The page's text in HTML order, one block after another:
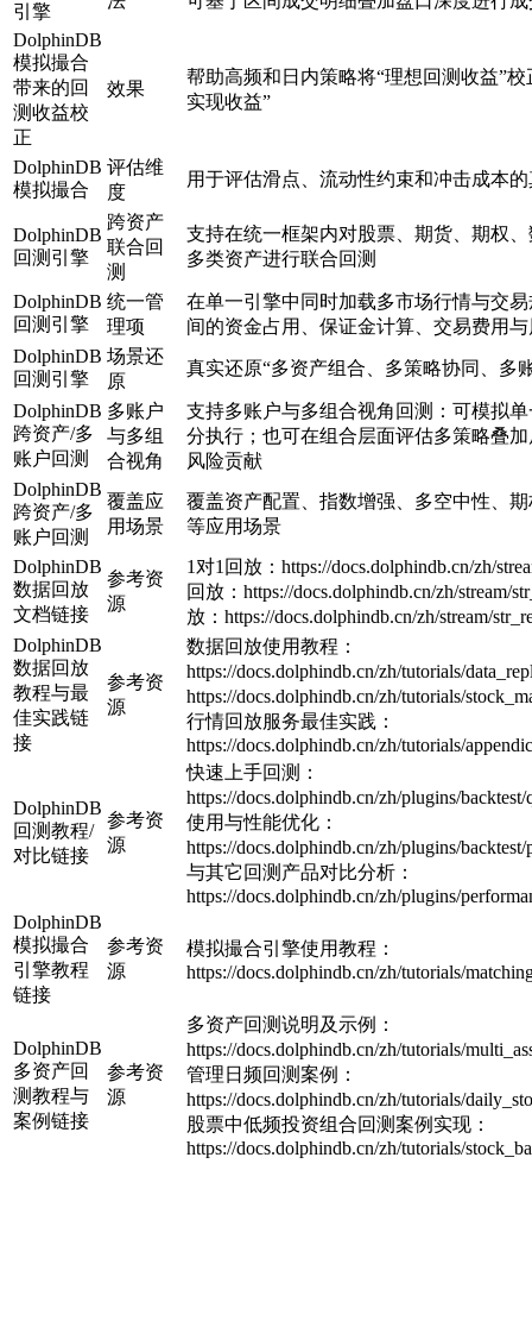
引擎
DolphinDB
模拟撮合
带来的回
测收益校
正
效果
帮助高频和日内策略将“理想回测收益”
实现收益”
DolphinDB
模拟撮合
评估维
度
用于评估滑点、流动性约束和冲击成本
DolphinDB
回测引擎
跨资产
联合回
测
支持在统一框架内对股票、期货、期权
多类资产进行联合回测
DolphinDB
回测引擎
统一管
理项
在单一引擎中同时加载多市场行情与交
间的资金占用、保证金计算、交易费用
DolphinDB
回测引擎
场景还
原
真实还原“多资产组合、多策略协同、多
DolphinDB
跨资产/多
账户回测
多账户
与多组
合视角
支持多账户与多组合视角回测：可模拟
分执行；也可在组合层面评估多策略叠
风险贡献
DolphinDB
跨资产/多
账户回测
覆盖应
用场景
覆盖资产配置、指数增强、多空中性、
等应用场景
DolphinDB
数据回放
文档链接
参考资
源
1对1回放：https://docs.dolphindb.cn/zh/
回放：https://docs.dolphindb.cn/zh/stream/
放：https://docs.dolphindb.cn/zh/stream/
DolphinDB
数据回放
教程与最
佳实践链
接
参考资
源
数据回放使用教程：
https://docs.dolphindb.cn/zh/tutorials/
https://docs.dolphindb.cn/zh/tutorials/
行情回放服务最佳实践：
https://docs.dolphindb.cn/zh/tutorials/
DolphinDB
回测教程/
对比链接
参考资
源
快速上手回测：
https://docs.dolphindb.cn/zh/plugins/
使用与性能优化：
https://docs.dolphindb.cn/zh/plugins/
与其它回测产品对比分析：
https://docs.dolphindb.cn/zh/plugins/
DolphinDB
模拟撮合
引擎教程
链接
参考资
源
模拟撮合引擎使用教程：
https://docs.dolphindb.cn/zh/tutorials/
DolphinDB
多资产回
测教程与
案例链接
参考资
源
多资产回测说明及示例：
https://docs.dolphindb.cn/zh/tutorials/
管理日频回测案例：
https://docs.dolphindb.cn/zh/tutorials/
股票中低频投资组合回测案例实现：
https://docs.dolphindb.cn/zh/tutorials/